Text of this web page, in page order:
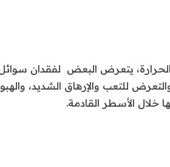
الحرارة، يتعرض البعض لفقدان
للتعب والإرهاق الشديد،
خلال الأسطر القادمة.